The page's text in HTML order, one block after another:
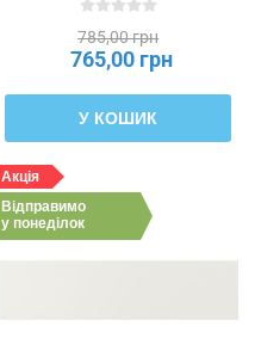
785,00 грн
765,00 грн
У КОШИК
Акція
Відправимо
у понеділок